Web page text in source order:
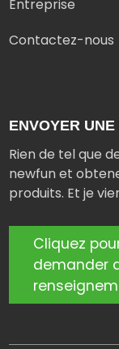
Entreprise
Contactez-nous
ENVOYER
Rien de tel que
newfun et
produits. Et je
Cliquez
demander